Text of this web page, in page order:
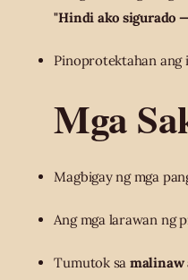
"Hindi ako sigurado
Pinoprotektahan ang
Mga
Magbigay ng mga
Ang mga larawan ng
Tumutok sa malinaw